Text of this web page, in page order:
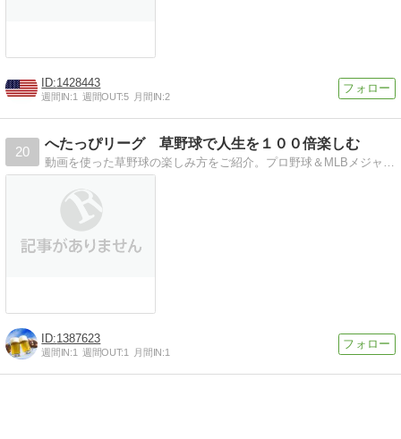
1428443
週間IN:1 週間OUT:5 月間IN:2
20
へたっぴリーグ 草野球で人生を１００倍楽しむ
動画を使った草野球の楽しみ方をご紹介。プロ野球＆MLBメジャーリーグ選手の動画もご紹介。
1387623
週間IN:1 週間OUT:1 月間IN:1